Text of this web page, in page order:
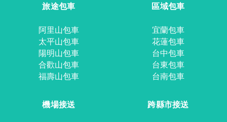
旅途包車
阿里山包車
太平山包車
陽明山包車
合歡山包車
福壽山包車
區域包車
宜蘭包車
花蓮包車
台中包車
台東包車
台南包車
機場接送 跨縣市接送